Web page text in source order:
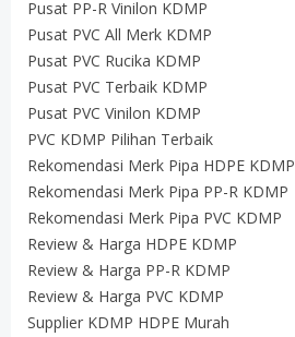
Pusat PP-R Vinilon KDMP
Pusat PVC All Merk KDMP
Pusat PVC Rucika KDMP
Pusat PVC Terbaik KDMP
Pusat PVC Vinilon KDMP
PVC KDMP Pilihan Terbaik
Rekomendasi Merk Pipa HDPE KDMP
Rekomendasi Merk Pipa PP-R KDMP
Rekomendasi Merk Pipa PVC KDMP
Review & Harga HDPE KDMP
Review & Harga PP-R KDMP
Review & Harga PVC KDMP
Supplier KDMP HDPE Murah